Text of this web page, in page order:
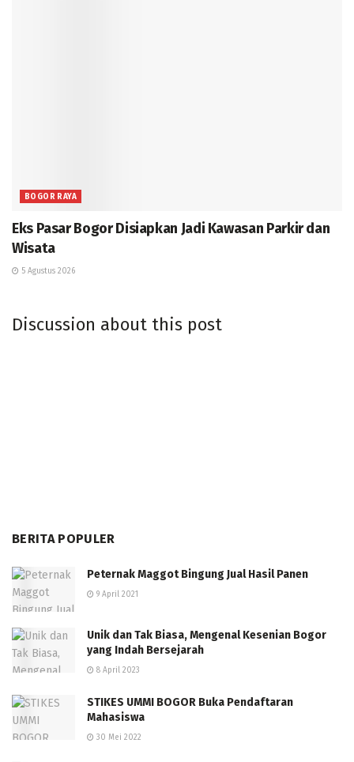
BOGOR RAYA
Eks Pasar Bogor Disiapkan Jadi Kawasan Parkir dan
Wisata
5 Agustus 2026
Discussion about this post
BERITA POPULER
Peternak Maggot Bingung Jual Hasil Panen
9 April 2021
Unik dan Tak Biasa, Mengenal Kesenian Bogor
yang Indah Bersejarah
8 April 2023
STIKES UMMI BOGOR Buka Pendaftaran
Mahasiswa
30 Mei 2022